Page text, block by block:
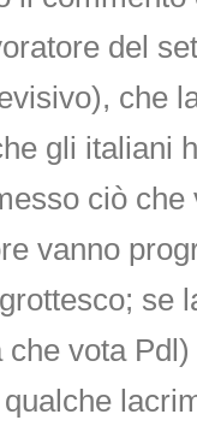
del
che
gli italiani
ciò
vanno
se
vota